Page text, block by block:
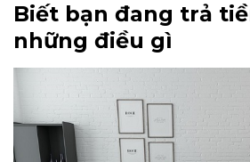
Biết bạn đang trả
những điều gì